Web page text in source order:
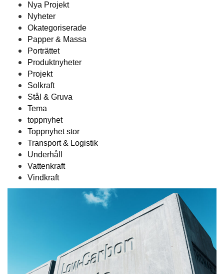
Nya Projekt
Nyheter
Okategoriserade
Papper & Massa
Porträttet
Produktnyheter
Projekt
Solkraft
Stål & Gruva
Tema
toppnyhet
Toppnyhet stor
Transport & Logistik
Underhåll
Vattenkraft
Vindkraft